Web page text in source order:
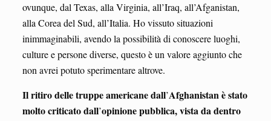
ovunque, dal Texas, alla Virginia, all’Iraq, all’Afganistan,
alla Corea del Sud, all’Italia. Ho vissuto situazioni
inimmaginabili, avendo la possibilità di conoscere luoghi,
culture e persone diverse, questo è un valore aggiunto che
non avrei potuto sperimentare altrove.
Il ritiro delle truppe americane dall’Afghanistan è stato
molto criticato dall’opinione pubblica, vista da dentro